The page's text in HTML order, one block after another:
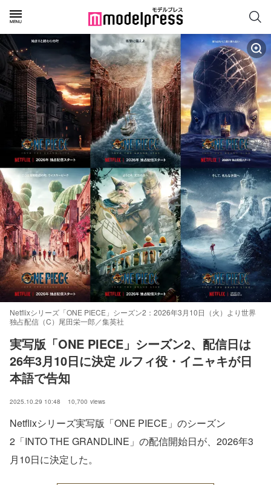
Netflixシリーズ「ONE PIECE」シーズン2：2026年3月10日（火）より世界
独占配信（C）尾田栄一郎／集英社
実写版「ONE PIECE」シーズン2、配信日は
26年3月10日に決定 ルフィ役・イニャキが日
本語で告知
2025.10.29 10:48 10,700 views
Netflixシリーズ実写版「ONE PIECE」のシーズン
2「INTO THE GRANDLINE」の配信開始日が、2026年3
月10日に決定した。